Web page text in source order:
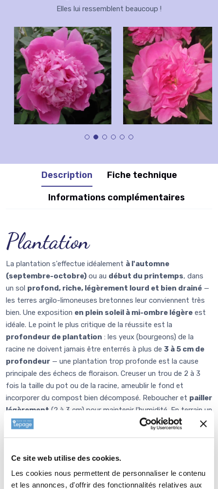
Ce site web utilise des cookies.
Les cookies nous permettent de personnaliser le contenu
et les annonces, d'offrir des fonctionnalités relatives aux
Elles lui ressemblent beaucoup !
Description Fiche technique
Informations complémentaires
Plantation
La plantation s'effectue idéalement à l'automne
(septembre-octobre) ou au début du printemps, dans
un sol profond, riche, légèrement lourd et bien drainé —
les terres argilo-limoneuses bretonnes leur conviennent très
bien. Une exposition en plein soleil à mi-ombre légère est
idéale. Le point le plus critique de la réussite est la
profondeur de plantation : les yeux (bourgeons) de la
racine ne doivent jamais être enterrés à plus de 3 à 5 cm de
profondeur — une plantation trop profonde est la cause
principale des échecs de floraison. Creuser un trou de 2 à 3
fois la taille du pot ou de la racine, ameublir le fond et
incorporer du compost bien décomposé. Reboucher et pailler
légèrement (2 à 3 cm) pour maintenir l'humidité. En terrain un
peu lourd, un apport de compost ou de VIVIMUS facilite
leur propre poids ou sous la pluie. Ne pas déplacer une pivoine
installée : elle met 2 à 3 ans à s'établir et à exprimer
pleinement sa floraison.